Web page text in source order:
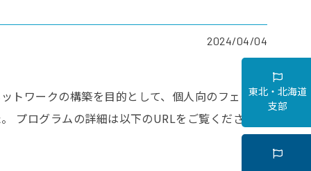
2024/04/04
トワークの構築を目的として、個人向のフェロー
プログラムの詳細は以下のURLをご覧くださ
東北・北海道
支部